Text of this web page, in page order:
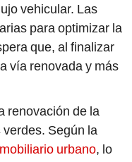
vehicular. Las
para optimizar la
que, al finalizar
vía renovada y más
renovación de la
Según la
urbano, lo